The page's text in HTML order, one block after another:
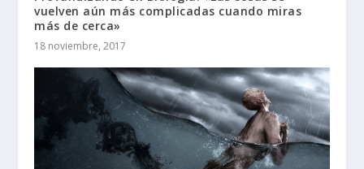
vuelven aún más complicadas cuando miras
más de cerca»
18 noviembre, 2017